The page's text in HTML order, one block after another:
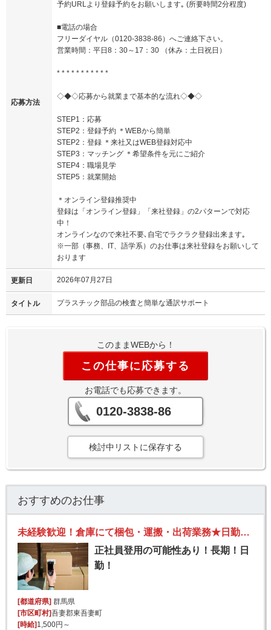
応募方法
予約URLより登録予約をお願いします｡ (所要時間2分程度)
■電話の場合
フリーダイヤル（0120-3838-86）へご連絡下さい。
営業時間：平日8：30～17：30 （休み：土日祝日）
* * * * * * * * * * *
◇◆◇応募から就業まで基本的な流れ◇◆◇
STEP1：応募
STEP2：登録予約 ＊WEBから簡単
STEP2：登録 ＊来社又はWEB登録対応中
STEP3：マッチング ＊希望条件を元にご紹介
STEP4：職場見学
STEP5：就業開始
＊オンライン登録推奨中
登録は「オンライン登録」「来社登録」の2パターンで対応
中！
オンラインなので来社不要､自宅でラクラク登録出来ます｡
※一部（事務、IT、語学系）のお仕事は来社登録をお願いして
おります
更新日 2026年07月27日
タイトル プラスチック部品の検査と簡単な通訳サポート
このままWEBから！
この仕事に応募する
お電話でも応募できます。
0120-3838-86
検討中リストに保存する
おすすめのお仕事
未経験歓迎！倉庫にて梱包・運搬・出荷業務★日勤！土日祝休み！
正社員登用の可能性あり！長期！日
勤！
[都道府県] 群馬県
[市区町村]吾妻郡東吾妻町
[時給] 1,500円～